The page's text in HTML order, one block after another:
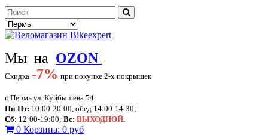
Мы на OZON
Скидка -7% при покупке 2-х покрышек
г. Пермь ул. Куйбышева 54.
Пн-Пт: 10:00-20:00, обед 14:00-14:30;
Сб: 12:00-19:00; Вс: ВЫХОДНОЙ.
0 Корзина: 0 руб